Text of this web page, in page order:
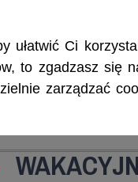
ułatwić Ci
to zgadzasz się
zarządzać
Rejsy morskie